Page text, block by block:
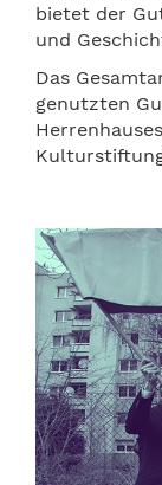
bietet der
und
Das
genutzten